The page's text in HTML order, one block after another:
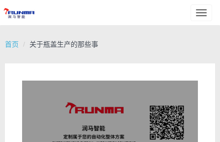
首页 关于瓶盖生产的那些事